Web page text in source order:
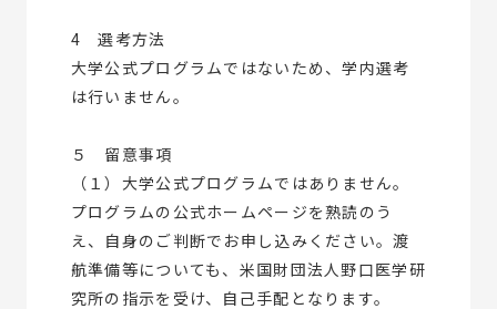
4 選考方法
大学公式プログラムではないため、学内選考
は行いません。
５ 留意事項
（１）大学公式プログラムではありません。
プログラムの公式ホームページを熟読のう
え、自身のご判断でお申し込みください。渡
航準備等についても、米国財団法人野口医学研
究所の指示を受け、自己手配となります。